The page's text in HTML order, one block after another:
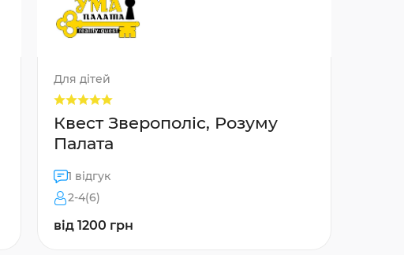
Для дітей
Квест Зверополіс, Розуму
Палата
1 відгук
2-4(6)
від 1200 грн